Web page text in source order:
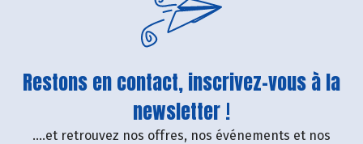
Restons en contact, inscrivez-vous à la
newsletter !
....et retrouvez nos offres, nos événements et nos